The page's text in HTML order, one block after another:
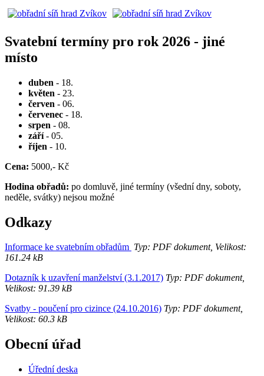
Svatební termíny pro rok 2026 - jiné
místo
duben - 18.
květen - 23.
červen - 06.
červenec - 18.
srpen - 08.
září- 05.
říjen - 10.
Cena: 5000,- Kč
Hodina obřadů: po domluvě, jiné termíny (všední dny, soboty,
neděle, svátky) nejsou možné
Odkazy
Informace ke svatebním obřadům Typ: PDF dokument, Velikost:
161.24 kB
Dotazník k uzavření manželství (3.1.2017) Typ: PDF dokument,
Velikost: 91.39 kB
Svatby - poučení pro cizince (24.10.2016) Typ: PDF dokument,
Velikost: 60.3 kB
Obecní úřad
Úřední deska